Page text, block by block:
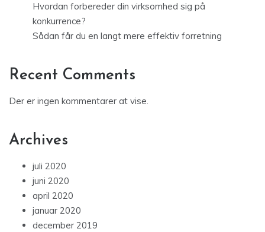
Hvordan forbereder din virksomhed sig på
konkurrence?
Sådan får du en langt mere effektiv forretning
Recent Comments
Der er ingen kommentarer at vise.
Archives
juli 2020
juni 2020
april 2020
januar 2020
december 2019